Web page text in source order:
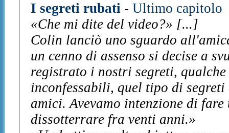
I segreti rubati- Ultimo capitolo
«Che mi dite del video?» [...]
Colin lanciò uno sguardo
un cenno di assenso si decise a
registrato i nostri segreti,
inconfessabili, quel tipo di segreti
amici. Avevamo intenzione di
dissotterrare fra venti anni.»